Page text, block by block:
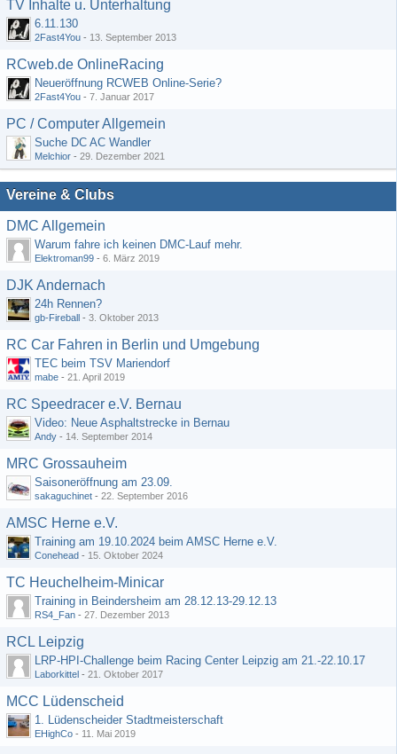
TV Inhalte u. Unterhaltung
6.11.130
2Fast4You - 13. September 2013
RCweb.de OnlineRacing
Neueröffnung RCWEB Online-Serie?
2Fast4You - 7. Januar 2017
PC / Computer Allgemein
Suche DC AC Wandler
Melchior - 29. Dezember 2021
Vereine & Clubs
DMC Allgemein
Warum fahre ich keinen DMC-Lauf mehr.
Elektroman99 - 6. März 2019
DJK Andernach
24h Rennen?
gb-Fireball - 3. Oktober 2013
RC Car Fahren in Berlin und Umgebung
TEC beim TSV Mariendorf
mabe - 21. April 2019
RC Speedracer e.V. Bernau
Video: Neue Asphaltstrecke in Bernau
Andy - 14. September 2014
MRC Grossauheim
Saisoneröffnung am 23.09.
sakaguchinet - 22. September 2016
AMSC Herne e.V.
Training am 19.10.2024 beim AMSC Herne e.V.
Conehead - 15. Oktober 2024
TC Heuchelheim-Minicar
Training in Beindersheim am 28.12.13-29.12.13
RS4_Fan - 27. Dezember 2013
RCL Leipzig
LRP-HPI-Challenge beim Racing Center Leipzig am 21.-22.10.17
Laborkittel - 21. Oktober 2017
MCC Lüdenscheid
1. Lüdenscheider Stadtmeisterschaft
EHighCo - 11. Mai 2019